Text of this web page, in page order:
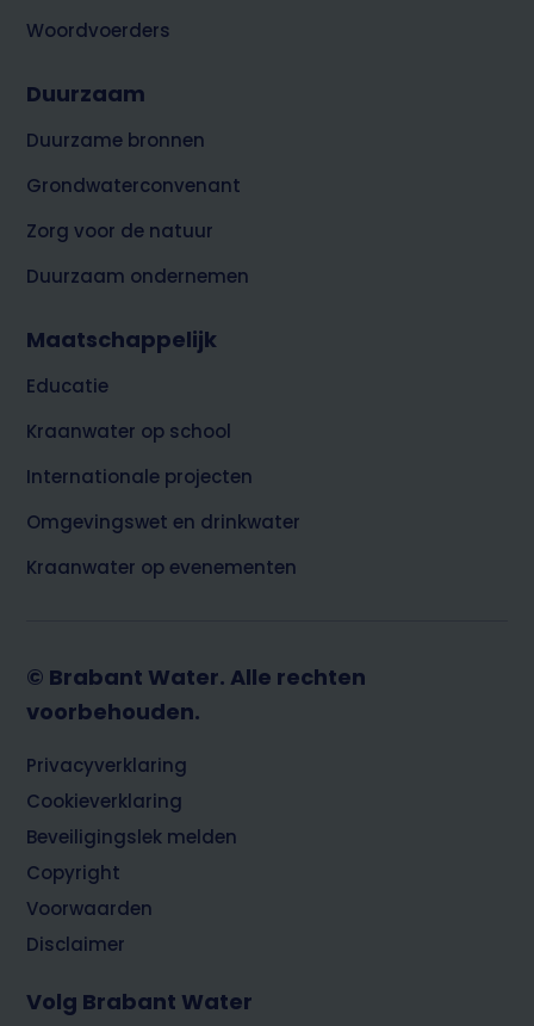
Woordvoerders
Duurzaam
Duurzame bronnen
Grondwaterconvenant
Zorg voor de natuur
Duurzaam ondernemen
Maatschappelijk
Educatie
Kraanwater op school
Internationale projecten
Omgevingswet en drinkwater
Kraanwater op evenementen
© Brabant Water. Alle rechten
voorbehouden.
Footer
Privacyverklaring
Cookieverklaring
Beveiligingslek melden
Copyright
Voorwaarden
Disclaimer
Volg Brabant Water